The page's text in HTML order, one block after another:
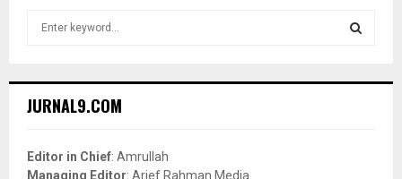
h
o
r
JURNAL9.COM
Editor in Chief: Amrullah
Managing Editor: Arief Rahman Media